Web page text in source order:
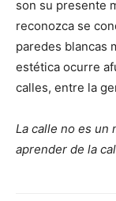
son su presente
reconozca se
paredes blancas
estética ocurre
calles, entre la
La calle no es un
aprender de la